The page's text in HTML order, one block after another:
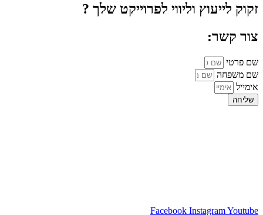
זקוק לייעוץ וליווי לפרוייקט שלך ?
צור קשר:
שם פרטי
שם משפחה
אימייל
שליחה
Facebook InstagramYoutube